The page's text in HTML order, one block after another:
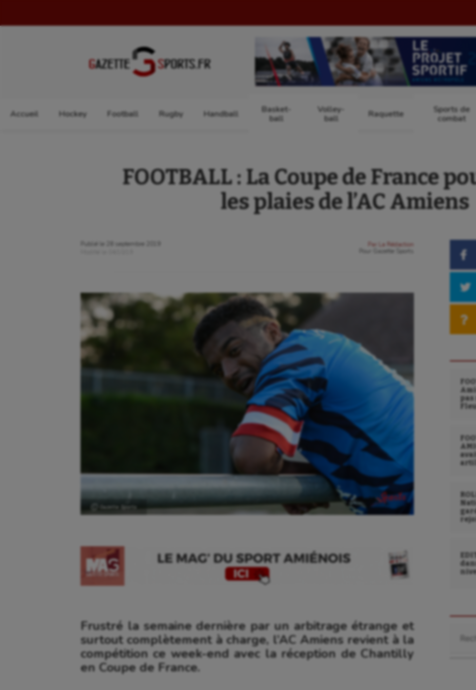
Accueil Hockey Football Rugby Handball
Basket-
ball
Volley-
ball
Raquette
Sports de
combat
FOOTBALL : La Coupe de France
les plaies de l’AC Amiens
Publié le
28 septembre 2019
Par
La Rédaction
Gazette Sports
Ⓒ Gazette Sports
Frustré la semaine dernière par un arbitrage étrange et
surtout complètement à charge, l’AC Amiens revient à la
compétition ce week-end avec la réception de Chantilly
en Coupe de France.
pas